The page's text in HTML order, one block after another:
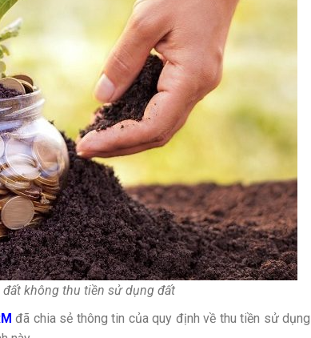
không thu tiền sử dụng đất
đã chia sẻ thông tin của quy định về thu tiền sử dụng